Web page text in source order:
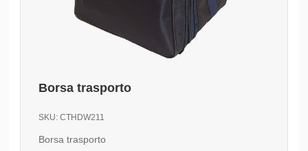
Borsa trasporto
SKU:CTHDW211
Borsa trasporto